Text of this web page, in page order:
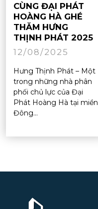
CÙNG ĐẠI PHÁT
HOÀNG HÀ GHÉ
THĂM HƯNG
THỊNH PHÁT 2025
12/08/2025
Hưng Thịnh Phát – Một
trong những nhà phân
phối chủ lực của Đại
Phát Hoàng Hà tại miền
Đông...